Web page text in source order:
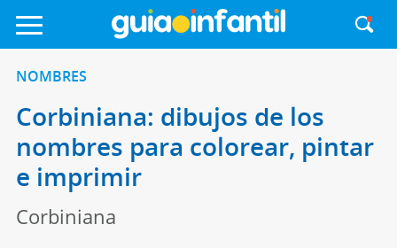
NOMBRES
Corbiniana: dibujos de los
nombres para colorear, pintar
e imprimir
Corbiniana